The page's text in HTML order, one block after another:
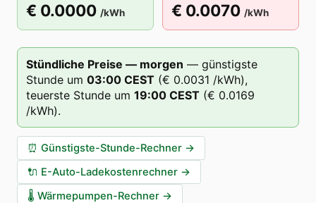
€ 0.0000 /kWh € 0.0070 /kWh
Stündliche Preise — morgen — günstigste
Stunde um 03:00 CEST (€ 0.0031 /kWh),
teuerste Stunde um 19:00 CEST (€ 0.0169
/kWh).
⏰ Günstigste-Stunde-Rechner →
🔌 E-Auto-Ladekostenrechner →
🌡️ Wärmepumpen-Rechner →